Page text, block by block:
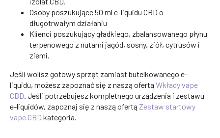
Osoby poszukujące 50 ml e-liquidu CBD o
długotrwałym działaniu
Klienci poszukujący gładkiego, zbalansowanego płynu
terpenowego z nutami jagód, sosny, ziół, cytrusów i
ziemi.
Jeśli wolisz gotowy sprzęt zamiast butelkowanego e-
liquidu, możesz zapoznać się z naszą ofertą Wkłady vape
CBD . Jeśli potrzebujesz kompletnego urządzenia i zestawu
e-liquidów, zapoznaj się z naszą ofertą Zestaw startowy
vape CBD kategoria.